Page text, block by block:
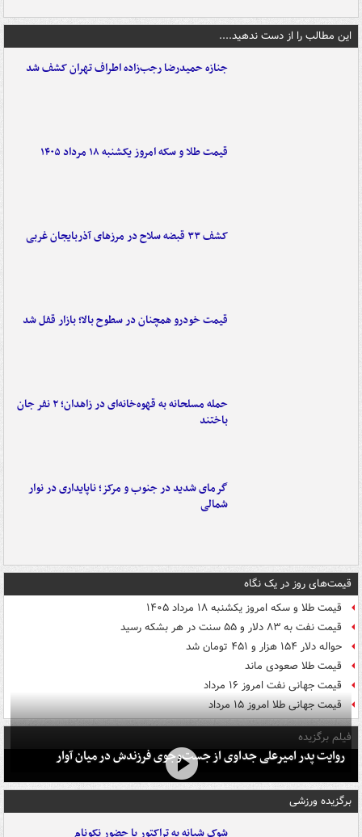
این مطالب را از دست ندهید....
جنازه حمیدرضا رجب‌زاده اطراف تهران کشف شد
قیمت طلا و سکه امروز یکشنبه ۱۸ مرداد ۱۴۰۵
کشف ۳۳ قبضه سلاح در مرزهای آذربایجان غربی
قیمت خودرو همچنان در سطوح بالا؛ بازار قفل شد
حمله مسلحانه به قهوه‌خانه‌ای در زاهدان؛ ۲ نفر جان
باختند
گرمای شدید در جنوب و مرکز؛ ناپایداری در نوار
شمالی
قیمت‌های روز در یک نگاه
قیمت طلا و سکه امروز یکشنبه ۱۸ مرداد ۱۴۰۵
قیمت نفت به ۸۳ دلار و ۵۵ سنت در هر بشکه رسید
حواله دلار ۱۵۴ هزار و ۴۵۱ تومان شد
قیمت طلا صعودی ماند
قیمت جهانی نفت امروز ۱۶ مرداد
قیمت جهانی طلا امروز ۱۵ مرداد
فیلم برگزیده
روایت پدر امیرعلی جداوی از جست‌وجوی فرزندش در میان آوار
برگزیده ورزشی
شوک شبانه به تراکتور با حضور نکونام